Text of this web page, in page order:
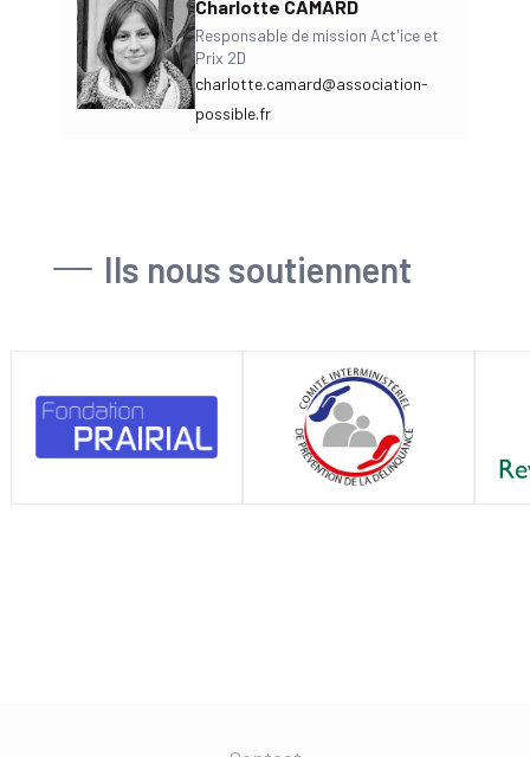
Charlotte CAMARD
Responsable de mission Act'ice et
Prix 2D
charlotte.camard@association-
possible.fr
Ils nous soutiennent